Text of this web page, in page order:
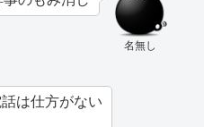
名無し
は仕方がない